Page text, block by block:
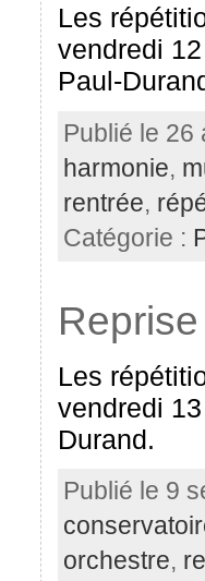
Les
vendredi
Paul-
Publié le
harmonie,
rentrée,
Catégorie :
Les
vendredi
Durand.
Publié le 9
orchestre,